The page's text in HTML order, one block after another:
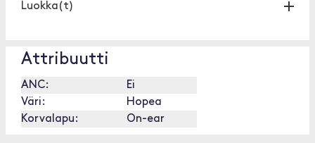
Luokka(t)
Attribuutti
ANC:
Ei
Väri:
Hopea
Korvalapu:
On-ear